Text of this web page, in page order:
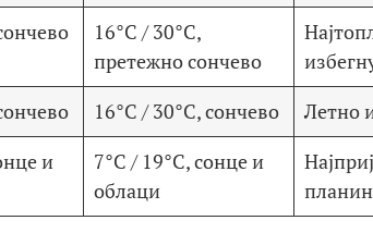
16°C / 30°C,
претежно сончево
16°C / 30°C, сончево
Летно
и
7°C / 19°C, сонце и
облаци